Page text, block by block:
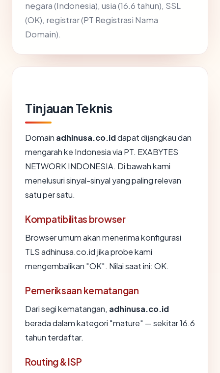
negara (Indonesia), usia (16.6 tahun), SSL
(OK), registrar (PT Registrasi Nama
Domain).
Tinjauan Teknis
Domain adhinusa.co.iddapat dijangkau dan
mengarah ke Indonesia via PT. EXABYTES
NETWORK INDONESIA. Di bawah kami
menelusuri sinyal-sinyal yang paling relevan
satu per satu.
Kompatibilitas browser
Browser umum akan menerima konfigurasi
TLS adhinusa.co.id jika probe kami
mengembalikan "OK". Nilai saat ini: OK.
Pemeriksaan kematangan
Dari segi kematangan, adhinusa.co.id
berada dalam kategori "mature" — sekitar 16.6
tahun terdaftar.
Routing & ISP